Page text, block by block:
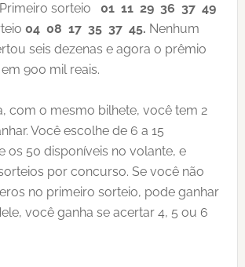
sorteio
01 11 29 36 37 49
04 08 17 35 37 45. Nenhum
seis dezenas e agora o prêmio
900 mil reais.
com o mesmo bilhete, você tem 2
Você escolhe de 6 a 15
os 50 disponíveis no volante, e
por concurso. Se você não
no primeiro sorteio, pode ganhar
você ganha se acertar 4, 5 ou 6